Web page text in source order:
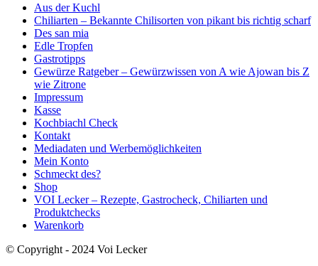
Aus der Kuchl
Chiliarten – Bekannte Chilisorten von pikant bis richtig scharf
Des san mia
Edle Tropfen
Gastrotipps
Gewürze Ratgeber – Gewürzwissen von A wie Ajowan bis Z
wie Zitrone
Impressum
Kasse
Kochbiachl Check
Kontakt
Mediadaten und Werbemöglichkeiten
Mein Konto
Schmeckt des?
Shop
VOI Lecker – Rezepte, Gastrocheck, Chiliarten und
Produktchecks
Warenkorb
© Copyright - 2024 Voi Lecker